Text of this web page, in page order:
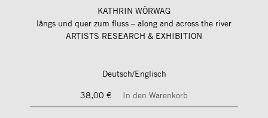
KATHRIN WÖRWAG
längs und quer zum fluss – along and across the river
ARTISTS RESEARCH & EXHIBITION
Deutsch/Englisch
38,00 €
In den Warenkorb